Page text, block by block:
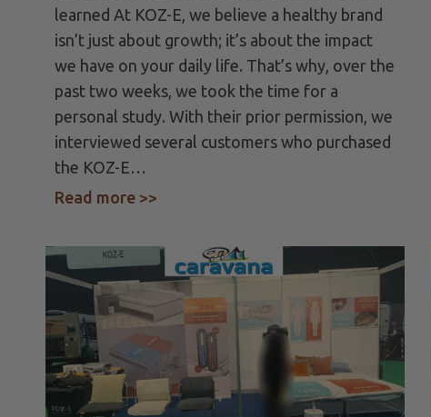
learned At KOZ-E, we believe a healthy brand
isn’t just about growth; it’s about the impact
we have on your daily life. That’s why, over the
past two weeks, we took the time for a
personal study. With their prior permission, we
interviewed several customers who purchased
the KOZ-E…
Read more >> about Customer Interview: